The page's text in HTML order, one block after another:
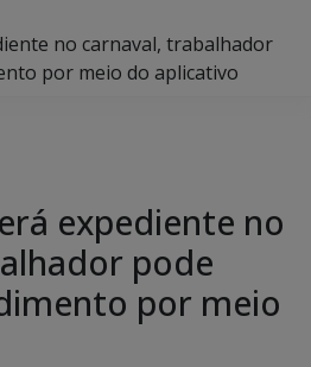
no carnaval, trabalhador
por meio do aplicativo
expediente no
pode
por meio